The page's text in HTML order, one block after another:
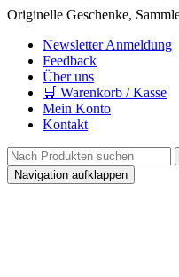
Originelle Geschenke,
Newsletter Anmeldung
Feedback
Über uns
🛒 Warenkorb / Kasse
Mein Konto
Kontakt
Navigation aufklappen